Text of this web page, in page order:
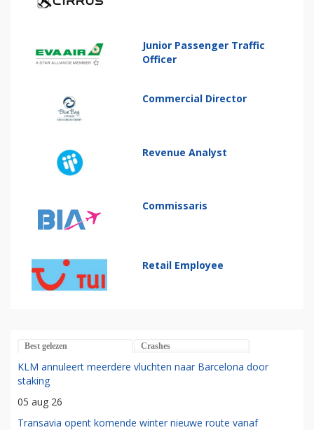
Junior Passenger Traffic
Officer
Commercial Director
Revenue Analyst
Commissaris
Retail Employee
Best gelezen Crashes
KLM annuleert meerdere vluchten naar Barcelona door
staking
05 aug 26
Transavia opent komende winter nieuwe route vanaf